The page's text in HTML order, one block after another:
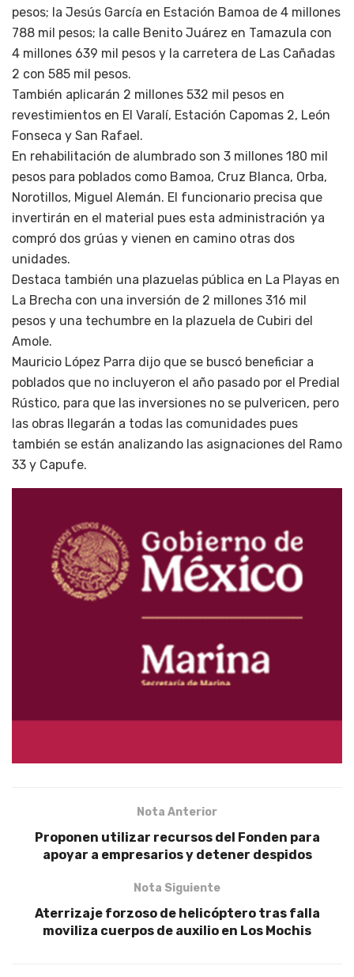
pesos; la Jesús García en Estación Bamoa de 4 millones
788 mil pesos; la calle Benito Juárez en Tamazula con
4 millones 639 mil pesos y la carretera de Las Cañadas
2 con 585 mil pesos.
También aplicarán 2 millones 532 mil pesos en
revestimientos en El Varalí, Estación Capomas 2, León
Fonseca y San Rafael.
En rehabilitación de alumbrado son 3 millones 180 mil
pesos para poblados como Bamoa, Cruz Blanca, Orba,
Norotillos, Miguel Alemán. El funcionario precisa que
invertirán en el material pues esta administración ya
compró dos grúas y vienen en camino otras dos
unidades.
Destaca también una plazuelas pública en La Playas en
La Brecha con una inversión de 2 millones 316 mil
pesos y una techumbre en la plazuela de Cubiri del
Amole.
Mauricio López Parra dijo que se buscó beneficiar a
poblados que no incluyeron el año pasado por el Predial
Rústico, para que las inversiones no se pulvericen, pero
las obras llegarán a todas las comunidades pues
también se están analizando las asignaciones del Ramo
33 y Capufe.
Nota Anterior
Proponen utilizar recursos del Fonden para
apoyar a empresarios y detener despidos
Nota Siguiente
Aterrizaje forzoso de helicóptero tras falla
moviliza cuerpos de auxilio en Los Mochis